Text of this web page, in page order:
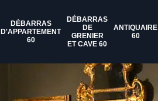
DÉBARRAS
D'APPARTEMENT
60
DÉBARRAS
DE
GRENIER
ET CAVE 60
ANTIQUAIRE
60